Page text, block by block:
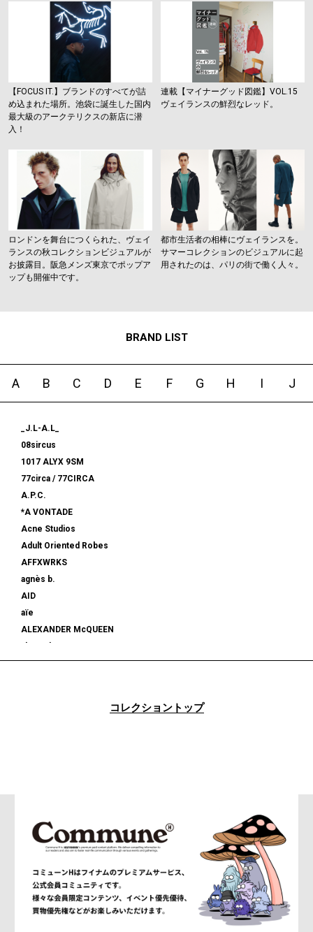
【FOCUS IT.】ブランドのすべてが詰
め込まれた場所。池袋に誕生した国内
最大級のアークテリクスの新店に潜
入！
連載【マイナーグッド図鑑】VOL.15
ヴェイランスの鮮烈なレッド。
ロンドンを舞台につくられた、ヴェイ
ランスの秋コレクションビジュアルが
お披露目。阪急メンズ東京でポップア
ップも開催中です。
都市生活者の相棒にヴェイランスを。
サマーコレクションのビジュアルに起
用されたのは、パリの街で働く人々。
BRAND LIST
A B C D E F G H I J
_J.L-A.L_
08sircus
1017 ALYX 9SM
77circa / 77CIRCA
A.P.C.
*A VONTADE
Acne Studios
Adult Oriented Robes
AFFXWRKS
agnès b.
AID
aïe
ALEXANDER McQUEEN
ALMOSTBLACK
and wander
ANN DEMEULEMEESTER
anrealage homme
Antwort
コレクショントップ